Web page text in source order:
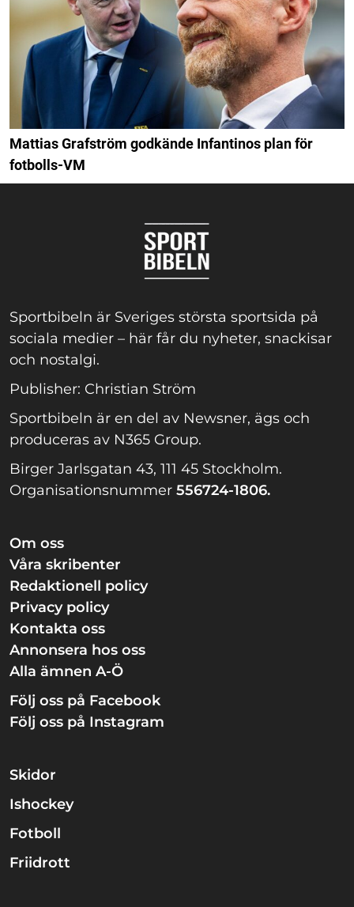
Mattias Grafström godkände Infantinos plan för
fotbolls-VM
Sportbibeln är Sveriges största sportsida på
sociala medier – här får du nyheter, snackisar
och nostalgi.
Publisher: Christian Ström
Sportbibeln är en del av Newsner, ägs och
produceras av N365 Group.
Birger Jarlsgatan 43, 111 45 Stockholm.
Organisationsnummer 556724-1806.
Om oss
Våra skribenter
Redaktionell policy
Privacy policy
Kontakta oss
Annonsera hos oss
Alla ämnen A-Ö
Följ oss på Facebook
Följ oss på Instagram
Skidor
Ishockey
Fotboll
Friidrott